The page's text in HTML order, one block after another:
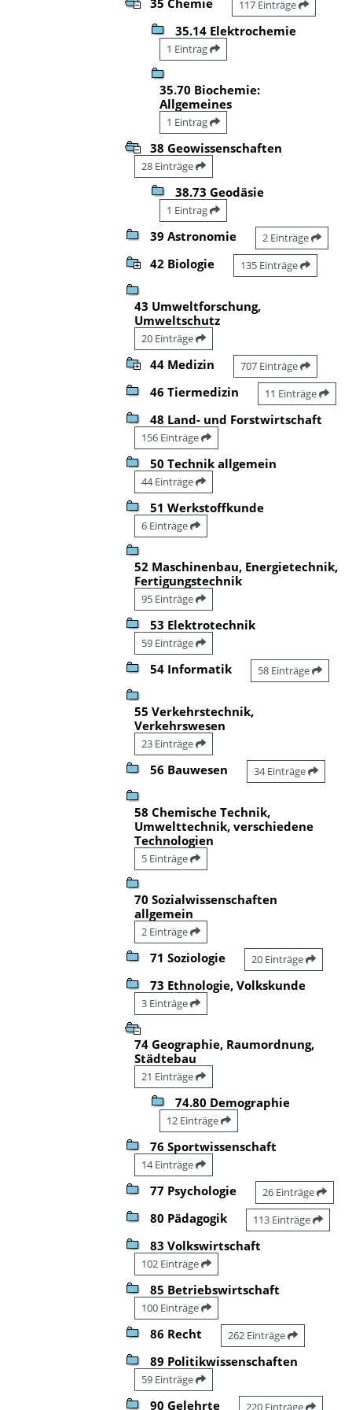
117 Einträge
35.14 Elektrochemie
1 Eintrag
35.70 Biochemie:
Allgemeines
1 Eintrag
38 Geowissenschaften
28 Einträge
38.73 Geodäsie
1 Eintrag
39 Astronomie 2 Einträge
42 Biologie 135 Einträge
43 Umweltforschung,
Umweltschutz
20 Einträge
44 Medizin 707 Einträge
46 Tiermedizin 11 Einträge
48 Land- und Forstwirtschaft
156 Einträge
50 Technik allgemein
44 Einträge
51 Werkstoffkunde
6 Einträge
52 Maschinenbau, Energietechnik,
Fertigungstechnik
95 Einträge
53 Elektrotechnik
59 Einträge
54 Informatik 58 Einträge
55 Verkehrstechnik,
Verkehrswesen
23 Einträge
56 Bauwesen 34 Einträge
58 Chemische Technik,
Umwelttechnik, verschiedene
Technologien
5 Einträge
70 Sozialwissenschaften
allgemein
2 Einträge
71 Soziologie 20 Einträge
73 Ethnologie, Volkskunde
3 Einträge
74 Geographie, Raumordnung,
Städtebau
21 Einträge
74.80 Demographie
12 Einträge
76 Sportwissenschaft
14 Einträge
77 Psychologie 26 Einträge
80 Pädagogik 113 Einträge
83 Volkswirtschaft
102 Einträge
85 Betriebswirtschaft
100 Einträge
86 Recht 262 Einträge
89 Politikwissenschaften
59 Einträge
90 Gelehrte 220 Einträge